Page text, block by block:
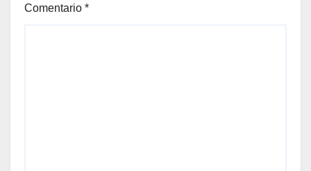
Comentario *